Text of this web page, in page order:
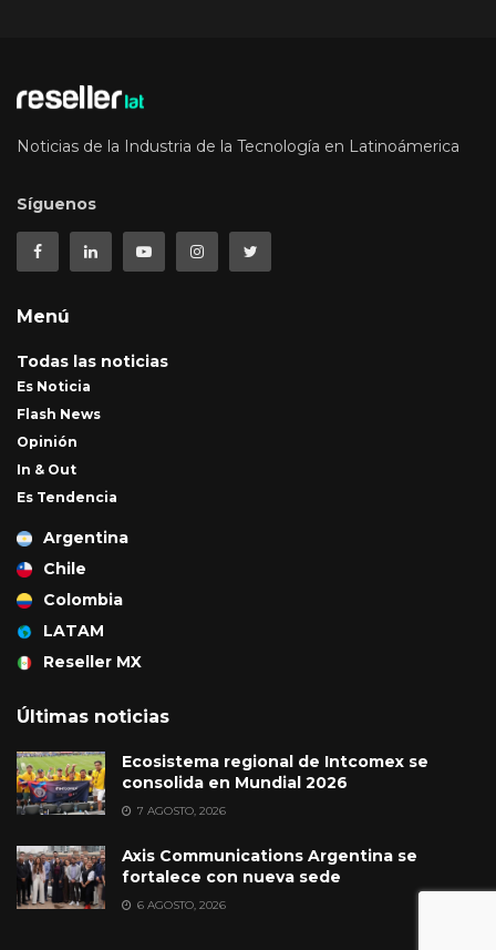
Noticias de la Industria de la Tecnología en Latinoámerica
Síguenos
Menú
Todas las noticias
Es Noticia
Flash News
Opinión
In & Out
Es Tendencia
Argentina
Chile
Colombia
LATAM
Reseller MX
Últimas noticias
Ecosistema regional de Intcomex se
consolida en Mundial 2026
7 AGOSTO, 2026
Axis Communications Argentina se
fortalece con nueva sede
6 AGOSTO, 2026